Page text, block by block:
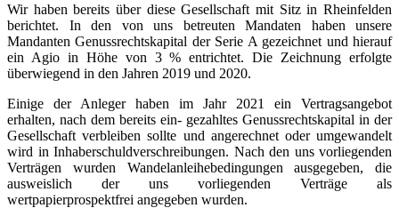
Wir haben bereits über diese Gesellschaft mit Sitz in Rheinfelden
berichtet. In den von uns betreuten Mandaten haben unsere
Mandanten Genussrechtskapital der Serie A gezeichnet und hierauf
ein Agio in Höhe von 3 % entrichtet. Die Zeichnung erfolgte
überwiegend in den Jahren 2019 und 2020.
Einige der Anleger haben im Jahr 2021 ein Vertragsangebot
erhalten, nach dem bereits ein- gezahltes Genussrechtskapital in der
Gesellschaft verbleiben sollte und angerechnet oder umgewandelt
wird in Inhaberschuldverschreibungen. Nach den uns vorliegenden
Verträgen wurden Wandelanleihebedingungen ausgegeben, die
ausweislich der uns vorliegenden Verträge als
wertpapierprospektfrei angegeben wurden.